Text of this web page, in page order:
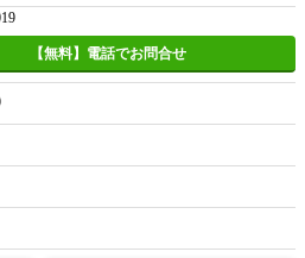
【無料】電話でお問合せ